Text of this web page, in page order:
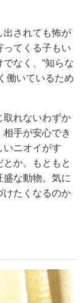
出されても怖が
ってくる子もい
なく、“知らな
働いているため
取れないわずか
手が安心でき
いニオイがす
か。もともと
な動物。気に
けたくなるのか